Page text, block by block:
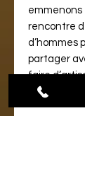
emmenons
rencontre
d’hommes
partager
faire
fête.